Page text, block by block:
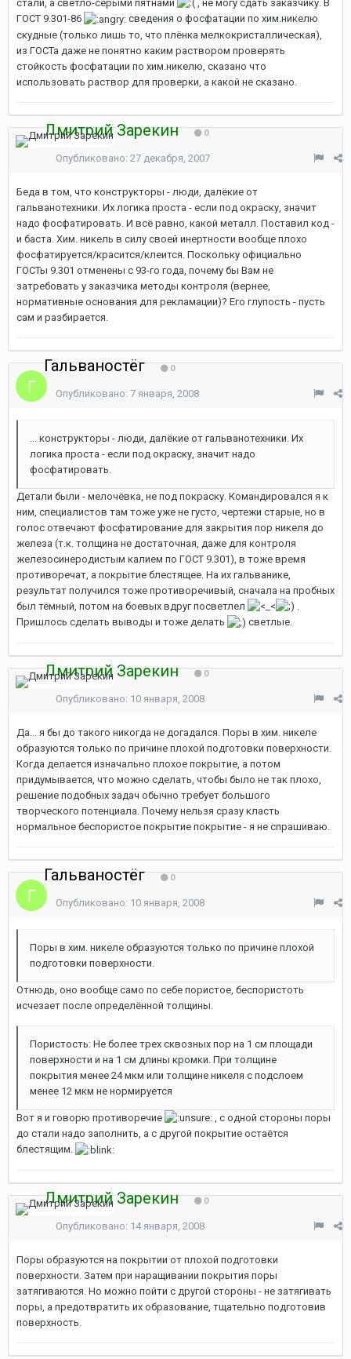
стали, а светло-серыми пятнами
, не могу сдать заказчику. В
ГОСТ 9.301-86
сведения о фосфатации по хим.никелю
скудные (только лишь то, что плёнка мелкокристаллическая),
из ГОСТа даже не понятно каким раствором проверять
стойкость фосфатации по хим.никелю, сказано что
использовать раствор для проверки, а какой не сказано.
Дмитрий Зарекин 0
Опубликовано: 27 декабря, 2007
Беда в том, что конструкторы - люди, далёкие от
гальванотехники. Их логика проста - если под окраску, значит
надо фосфатировать. И всё равно, какой металл. Поставил код -
и баста. Хим. никель в силу своей инертности вообще плохо
фосфатируется/красится/клеится. Поскольку официально
ГОСТы 9.301 отменены с 93-го года, почему бы Вам не
затребовать у заказчика методы контроля (вернее,
нормативные основания для рекламации)? Его глупость - пусть
сам и разбирается.
Гальваностёг 0
Опубликовано: 7 января, 2008
... конструкторы - люди, далёкие от гальванотехники. Их
логика проста - если под окраску, значит надо
фосфатировать.
Детали были - мелочёвка, не под покраску. Командировался я к
ним, специалистов там тоже уже не густо, чертежи старые, но в
голос отвечают фосфатирование для закрытия пор никеля до
железа (т.к. толщина не достаточная, даже для контроля
железосинеродистым калием по ГОСТ 9.301), в тоже время
противоречат, а покрытие блестящее. На их гальванике,
результат получился тоже противоречивый, сначала на пробных
был тёмный, потом на боевых вдруг посветлел
Пришлось сделать выводы и тоже делать
светлые.
Дмитрий Зарекин 0
Опубликовано: 10 января, 2008
Да... я бы до такого никогда не догадался. Поры в хим. никеле
образуются только по причине плохой подготовки поверхности.
Когда делается изначально плохое покрытие, а потом
придумывается, что можно сделать, чтобы было не так плохо,
решение подобных задач обычно требует большого
творческого потенциала. Почему нельзя сразу класть
нормальное беспористое покрытие покрытие - я не спрашиваю.
Гальваностёг 0
Опубликовано: 10 января, 2008
Поры в хим. никеле образуются только по причине плохой
подготовки поверхности.
Отнюдь, оно вообще само по себе пористое, беспористоть
исчезает после определённой толщины.
Пористость: Не более трех сквозных пор на 1 см площади
поверхности и на 1 см длины кромки. При толщине
покрытия менее 24 мкм или толщине никеля с подслоем
менее 12 мкм не нормируется
Вот я и говорю противоречие
, с одной стороны поры
до стали надо заполнить, а с другой покрытие остаётся
блестящим.
Дмитрий Зарекин 0
Опубликовано: 14 января, 2008
Поры образуются на покрытии от плохой подготовки
поверхности. Затем при наращивании покрытия поры
затягиваются. Но можно пойти с другой стороны - не затягивать
поры, а предотвратить их образование, тщательно подготовив
поверхность.